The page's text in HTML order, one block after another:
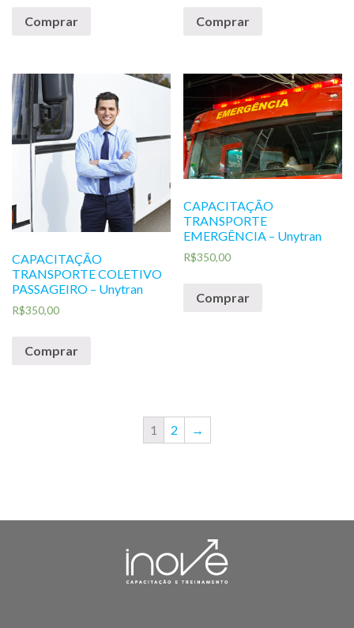
Comprar Comprar
CAPACITAÇÃO
TRANSPORTE COLETIVO
PASSAGEIRO – Unytran
R$350,00
Comprar
CAPACITAÇÃO
TRANSPORTE
EMERGÊNCIA – Unytran
R$350,00
Comprar
1 2 →